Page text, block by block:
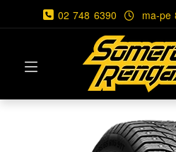
02 748 6390 ma-pe